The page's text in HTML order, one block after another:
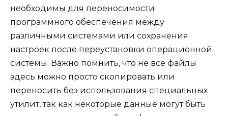
необходимы для переносимости
программного обеспечения между
различными системами или сохранения
настроек после переустановки операционной
системы. Важно помнить, что не все файлы
здесь можно просто скопировать или
переносить без использования специальных
утилит, так как некоторые данные могут быть